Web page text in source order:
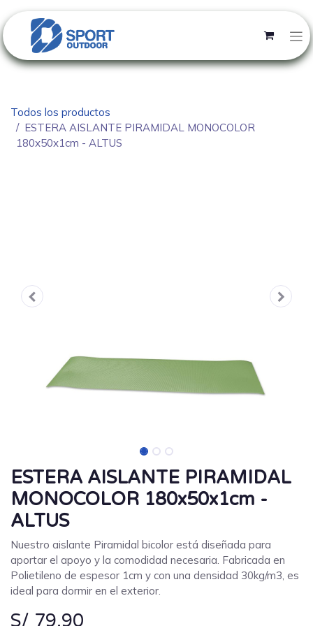
Todos los productos
ESTERA AISLANTE PIRAMIDAL MONOCOLOR
180x50x1cm - ALTUS
ESTERA AISLANTE PIRAMIDAL
MONOCOLOR 180x50x1cm -
ALTUS
Nuestro aislante Piramidal bicolor está diseñada para
aportar el apoyo y la comodidad necesaria. Fabricada en
Polietileno de espesor 1cm y con una densidad 30kg/m3, es
ideal para dormir en el exterior.
S/ 79.90